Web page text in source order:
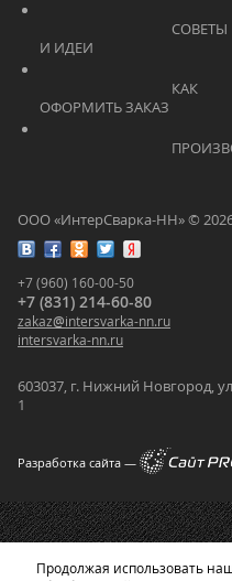
ООО «ИнтерСварка-НН» ©
+7 (960) 160-00-50
+7 (831) 214-60-80
zakaz@intersvarka-nn.ru
intersvarka-nn.ru
603037, г. Нижний Новгород,
1
Разработка сайта —
Продолжая использовать